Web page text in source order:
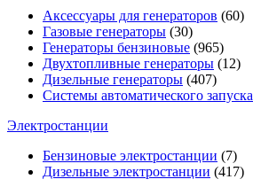
Аксессуары для генераторов (60)
Газовые генераторы (30)
Генераторы бензиновые (965)
Двухтопливные генераторы (12)
Дизельные генераторы (407)
Системы автоматического запуска
Электростанции
Бензиновые электростанции (7)
Дизельные электростанции (417)